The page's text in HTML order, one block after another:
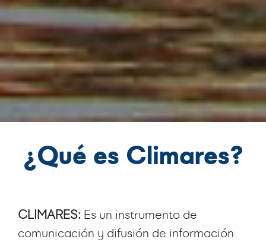
¿Qué es Climares?
CLIMARES: Es un instrumento de
comunicación y difusión de información